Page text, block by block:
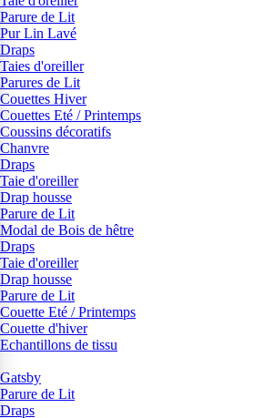
Parure de Lit
Pur Lin Lavé
Draps
Taies d'oreiller
Parures de Lit
Couettes Hiver
Couettes Eté / Printemps
Coussins décoratifs
Chanvre
Draps
Taie d'oreiller
Drap housse
Parure de Lit
Modal de Bois de hêtre
Draps
Taie d'oreiller
Drap housse
Parure de Lit
Couette Eté / Printemps
Couette d'hiver
Echantillons de tissu
Gatsby
Parure de Lit
Draps